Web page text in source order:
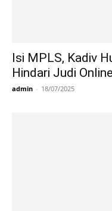
Isi MPLS, Kadiv
Hindari Judi Online
admin - 18/07/2025